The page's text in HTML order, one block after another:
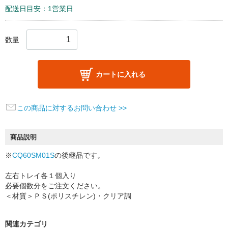
配送日目安：1営業日
数量
カートに入れる
この商品に対するお問い合わせ >>
商品説明
※CQ60SM01Sの後継品です。
左右トレイ各１個入り
必要個数分をご注文ください。
＜材質＞ＰＳ(ポリスチレン)・クリア調
関連カテゴリ